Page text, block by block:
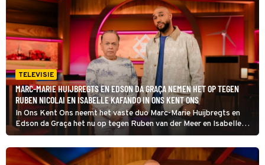
TELEVISIE
MARC-MARIE HUIJBREGTS EN EDSON DA GRAÇA NEMEN HET OP TEGEN
RUBEN NICOLAI EN ISABELLE KAFANDO IN ONS KENT ONS
In Ons Kent Ons neemt het vaste duo Marc-Marie Huijbregts en
Edson da Graça het nu op tegen Ruben van der Meer en Isabelle
Kafando, waarbij beide teams op speelse wijze proberen elkaar af
te troeven in hun kennis over ons, de Nederlanders.